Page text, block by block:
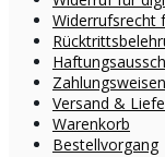
Widerrufsrecht
Zahlungsweisen
Versand &
Warenkorb
Bestellvorgang